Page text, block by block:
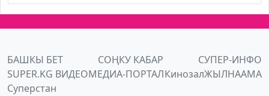
БАШКЫ БЕТ СОҢКУ КАБАР
СУПЕР-ИНФО
SUPER.KG ВИДЕОМЕДИА-ПОРТАЛКинозалЖЫЛНААМА
Суперстан